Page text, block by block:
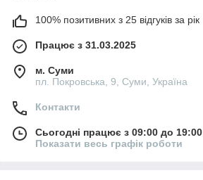
100% позитивних з 25 відгуків за рік
Працює з 31.03.2025
м. Суми
пл. Покровська, 9, Суми, Україна
Контакти
Сьогодні працює з 09:00 до 19:00
Показати весь графік роботи